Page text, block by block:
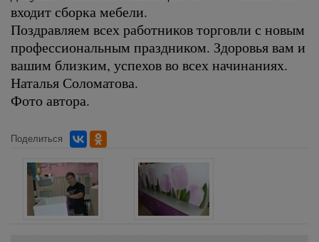
входит сборка мебели.
Поздравляем всех работников торговли с новым
профессиональным праздником. Здоровья вам и
вашим близким, успехов во всех начинаниях.
Наталья Соломатова.
Фото автора.
Поделиться